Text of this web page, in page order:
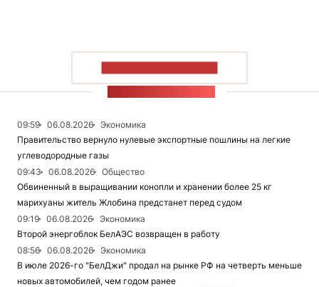
09:59 06.08.2026
Экономика
Правительство вернуло нулевые экспортные пошлины на легкие
углеводородные газы
09:43
06.08.2026
Общество
Обвиненный в выращивании конопли и хранении более 25 кг
марихуаны житель Жлобина предстанет перед судом
09:19
06.08.2026
Экономика
Второй энергоблок БелАЭС возвращен в работу
08:56
06.08.2026
Экономика
В июле 2026-го "БелДжи" продал на рынке РФ на четверть меньше
новых автомобилей, чем годом ранее